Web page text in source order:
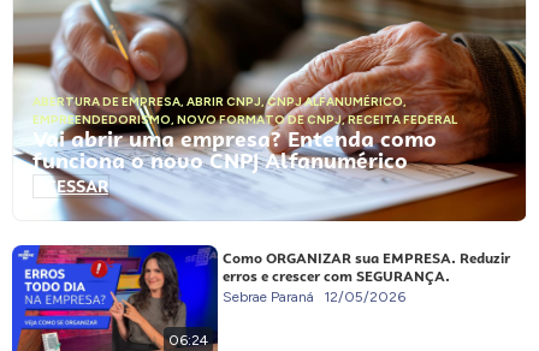
ABERTURA DE EMPRESA, ABRIR CNPJ,CNPJ ALFANUMÉRICO,
EMPREENDEDORISMO, NOVO FORMATO DE CNPJ,RECEITA FEDERAL
Vai abrir uma empresa? Entenda como
funciona o novo CNPJ Alfanumérico
ACESSAR
06:24
Como ORGANIZAR sua EMPRESA. Reduzir
erros e crescer com SEGURANÇA.
Sebrae Paraná 12/05/2026